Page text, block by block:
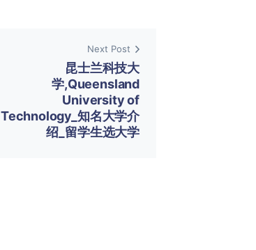
Next Post
昆士兰科技大
学,Queensland
University of
Technology_知名大学介
绍_留学生选大学